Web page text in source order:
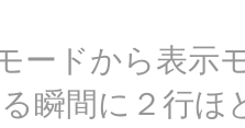
ードから表示
瞬間に２行ほ